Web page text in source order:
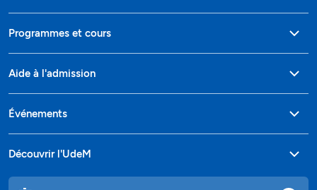
Programmes et cours
Aide à l'admission
Événements
Découvrir l'UdeM